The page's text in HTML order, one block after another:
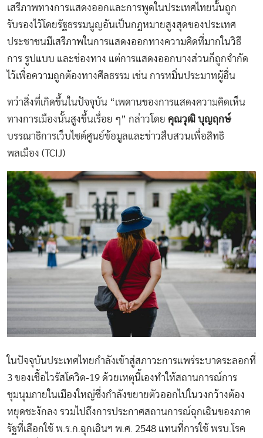
เสรีภาพทางการแสดงออกและการพูดในประเทศไทยนั้นถูก
รับรองไว้โดยรัฐธรรมนูญอันเป็นกฎหมายสูงสุดของประเทศ
ประชาชนมีเสรีภาพในการแสดงออกทางความคิดที่มากในวิธี
การ รูปแบบ และช่องทาง แต่การแสดงออกบางส่วนก็ถูกจำกัด
ไว้เพื่อความถูกต้องทางศีลธรรม เช่น การหมิ่นประมาทผู้อื่น
ทว่าสิ่งที่เกิดขึ้นในปัจจุบัน “เพดานของการแสดงความคิดเห็น
ทางการเมืองนั้นสูงขึ้นเรื่อย ๆ” กล่าวโดย คุณวุฒิ บุญฤกษ์
บรรณาธิการเว็บไซต์ศูนย์ข้อมูลและข่าวสืบสวนเพื่อสิทธิ
พลเมือง (TCIJ)
ในปัจจุบันประเทศไทยกำลังเข้าสู่สภาวะการแพร่ระบาดระลอกที่
3 ของเชื้อไวรัสโควิด-19 ด้วยเหตุนี้เองทำให้สถานการณ์การ
ชุมนุมภายในเมืองใหญ่ซึ่งกำลังขยายตัวออกไปในวงกว้างต้อง
หยุดชะงักลง รวมไปถึงการประกาศสถานการณ์ฉุกเฉินของภาค
รัฐที่เลือกใช้ พ.ร.ก.ฉุกเฉินฯ พ.ศ. 2548 แทนที่การใช้ พรบ.โรค